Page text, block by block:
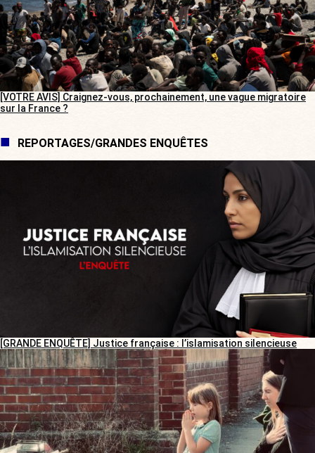
[VOTRE AVIS] Craignez-vous, prochainement, une vague migratoire
sur la France ?
REPORTAGES/GRANDES ENQUÊTES
[GRANDE ENQUÊTE] Justice française : l’islamisation silencieuse